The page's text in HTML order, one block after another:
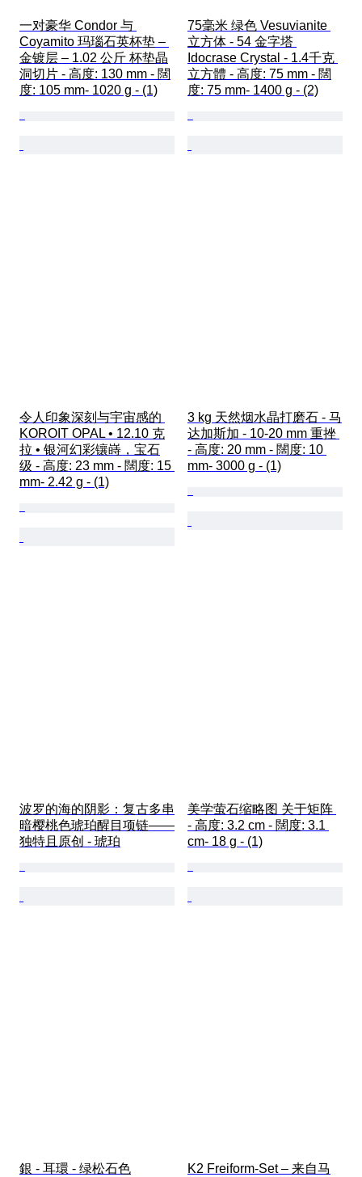
一对豪华 Condor 与
Coyamito 玛瑙石英杯垫 –
金镀层 – 1.02 公斤 杯垫晶
洞切片 - 高度: 130 mm - 闊
度: 105 mm- 1020 g - (1)
75毫米 绿色 Vesuvianite
立方体 - 54 金字塔
Idocrase Crystal - 1.4千克
立方體 - 高度: 75 mm - 闊
度: 75 mm- 1400 g - (2)
令人印象深刻与宇宙感的
KOROIT OPAL • 12.10 克
拉 • 银河幻彩镶嵵，宝石
级 - 高度: 23 mm - 闊度: 15
mm- 2.42 g - (1)
3 kg 天然烟水晶打磨石 - 马
达加斯加 - 10-20 mm 重挫
- 高度: 20 mm - 闊度: 10
mm- 3000 g - (1)
波罗的海的阴影：复古多串
暗樱桃色琥珀醒目项链——
独特且原创 - 琥珀
美学萤石缩略图 关于矩阵
- 高度: 3.2 cm - 闊度: 3.1
cm- 18 g - (1)
銀 - 耳環 - 绿松石色
K2 Freiform-Set – 来自马